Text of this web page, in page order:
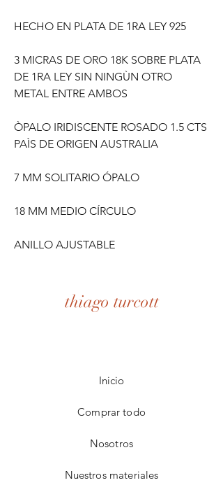
HECHO EN PLATA DE 1RA LEY 925
3 MICRAS DE ORO 18K SOBRE PLATA
DE 1RA LEY SIN NINGÙN OTRO
METAL ENTRE AMBOS
ÒPALO IRIDISCENTE ROSADO 1.5 CTS
PAÌS DE ORIGEN AUSTRALIA
7 MM SOLITARIO ÓPALO
18 MM MEDIO CÍRCULO
ANILLO AJUSTABLE
thiago turcott
Inicio
Comprar todo
Nosotros
Nuestros materiales